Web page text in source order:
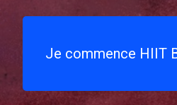
Je commence HIIT